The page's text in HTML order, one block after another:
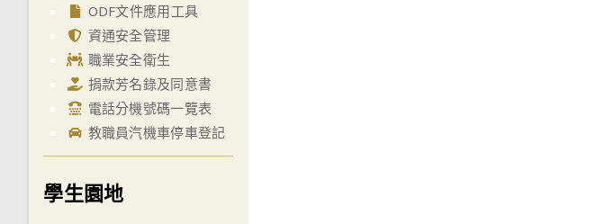
ODF文件應用工具
資通安全管理
職業安全衛生
捐款芳名錄及同意書
電話分機號碼一覽表
教職員汽機車停車登記
學生園地